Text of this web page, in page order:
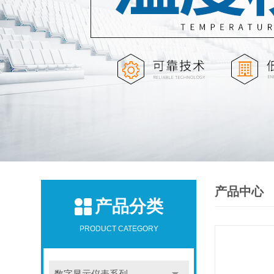
产品分类
PRODUCT CATEGORY
产品中心